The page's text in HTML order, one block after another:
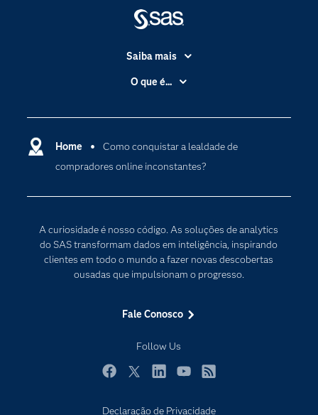
Home
Como conquistar a lealdade de
compradores online inconstantes?
A curiosidade é nosso código. As soluções de analytics
do SAS transformam dados em inteligência, inspirando
clientes em todo o mundo a fazer novas descobertas
ousadas que impulsionam o progresso.
Fale Conosco
Follow Us
Saiba mais
Acessibilidade
Carreiras
Certificação
Comunidades
PARA EDUCADORES
Empresa
Eventos
My SAS
O que é...
Computação em nuvem
Inteligência artificial
Internet das Coisas
Declaração de Privacidade